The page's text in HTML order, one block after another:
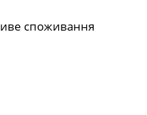
споживання